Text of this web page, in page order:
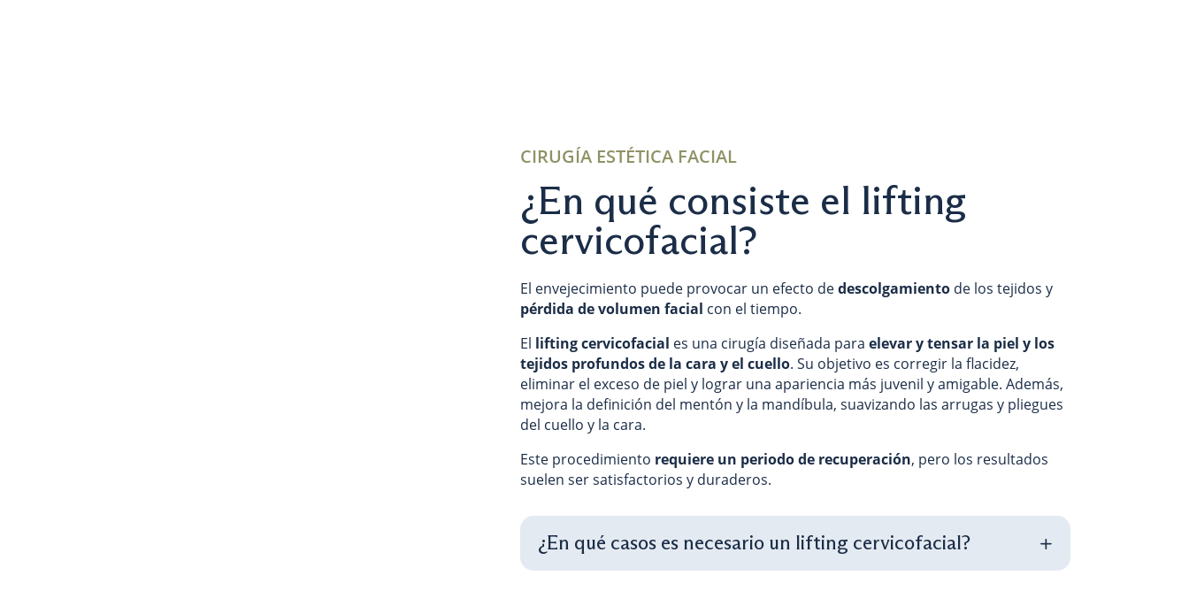
CIRUGÍA ESTÉTICA FACIAL
¿En qué consiste el lifting
cervicofacial?
El envejecimiento puede provocar un efecto dedescolgamiento de los tejidos y
pérdida de volumen facial con el tiempo.
El lifting cervicofacial es una cirugía diseñada paraelevar y tensar la piel y los
tejidos profundos de la cara y el cuello. Su objetivo es corregir la flacidez,
eliminar el exceso de piel y lograr una apariencia más juvenil y amigable. Además,
mejora la definición del mentón y la mandíbula, suavizando las arrugas y pliegues
del cuello y la cara.
Este procedimiento requiere un periodo de recuperación, pero los resultados
suelen ser satisfactorios y duraderos.
¿En qué casos es necesario un lifting cervicofacial?